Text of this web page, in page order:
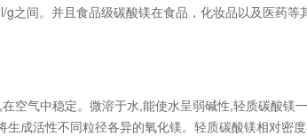
之间。并且食品级碳酸镁在食品，化妆品以及医药等
空气中稳定。微溶于水,能使水呈弱碱性,轻质碳酸
成活性不同粒径各异的氧化镁。轻质碳酸镁相对密